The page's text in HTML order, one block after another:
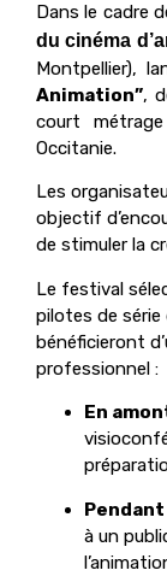
Dans le cadre
du cinéma
Montpellier),
Animation”,
court
Occitanie.
Les
objectif
de stimuler la
Le festival
pilotes de série
bénéficieront
professionnel :
En
à un